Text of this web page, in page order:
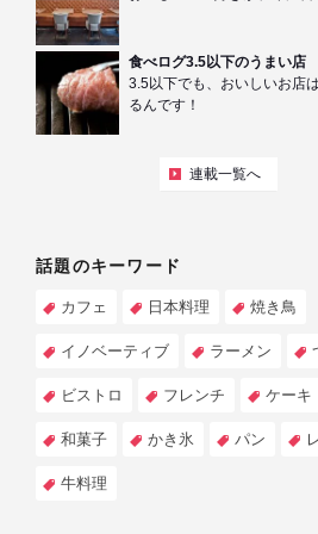
食べログ3.5以下のうまい店
3.5以下でも、おいしいお店
るんです！
連載一覧へ
話題のキーワード
カフェ 日本料理 焼き鳥
イノベーティブ ラーメン
ビストロ フレンチ ケーキ
和菓子 かき氷 パン
牛料理